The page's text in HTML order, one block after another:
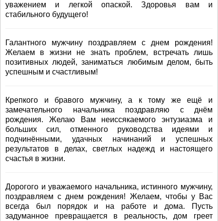
уважением и легкой опаской. Здоровья вам и
стабильного будущего!
Галантного мужчину поздравляем с днем рождения!
Желаем в жизни не знать проблем, встречать лишь
позитивных людей, заниматься любимым делом, быть
успешным и счастливым!
Крепкого и бравого мужчину, а к тому же ещё и
замечательного начальника поздравляю с днём
рождения. Желаю Вам неиссякаемого энтузиазма и
больших сил, отменного руководства идеями и
подчинёнными, удачных начинаний и успешных
результатов в делах, светлых надежд и настоящего
счастья в жизни.
Дорогого и уважаемого начальника, истинного мужчину,
поздравляем с днем рождения! Желаем, чтобы у Вас
всегда был порядок и на работе и дома. Пусть
задуманное превращается в реальность, дом греет